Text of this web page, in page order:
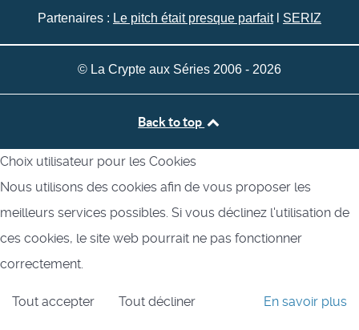
Partenaires : Le pitch était presque parfaitl SERIZ
© La Crypte aux Séries 2006 - 2026
Back to top
Choix utilisateur pour les Cookies
Nous utilisons des cookies afin de vous proposer les
meilleurs services possibles. Si vous déclinez l'utilisation de
ces cookies, le site web pourrait ne pas fonctionner
correctement.
Tout accepter Tout décliner En savoir plus